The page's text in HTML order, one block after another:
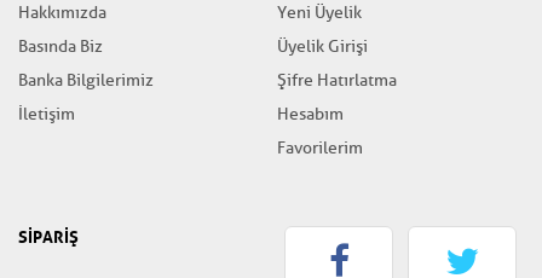
Hakkımızda
Basında Biz
Banka Bilgilerimiz
İletişim
Yeni Üyelik
Üyelik Girişi
Şifre Hatırlatma
Hesabım
Favorilerim
SİPARİŞ